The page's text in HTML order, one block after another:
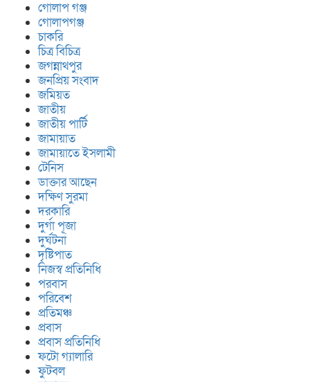
গোলাপ গঞ্জ
গোলাপগঞ্জ
চাকরি
চিত্র বিচিত্র
জগন্নাথপুর
জনপ্রিয় সংবাদ
জমিয়ত
জাতীয়
জাতীয় পার্টি
জামায়াত
জামায়াতে ইসলামী
টেনিস
ডাক্তার আছেন
দক্ষিণ সুরমা
দরকারি
দুর্গা পূজা
দুর্ঘটনা
দৃষ্টিপাত
নিজস্ব প্রতিনিধি
পরবাস
পরিবেশ
প্রতিমঞ্চ
প্রবাস
প্রবাস প্রতিনিধি
ফটো গ্যালারি
ফুটবল